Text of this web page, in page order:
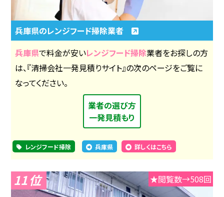
兵庫県のレンジフード掃除業者
兵庫県で料金が安いレンジフード掃除業者をお探しの方
は、『清掃会社一発見積りサイト』の次のページをご覧に
なってください。
業者の選び方
一発見積もり
レンジフード掃除 兵庫県 詳しくはこちら
11 ★閲覧数→508回